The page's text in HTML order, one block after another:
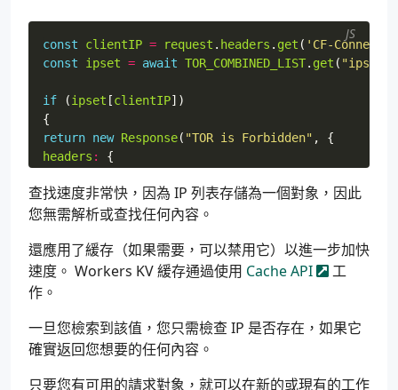
const clientIP = request . headers . get ( 'CF-
const
ipset = await TOR_COMBINED_LIST. get ( "ipset"
if (ipset [clientIP])
{
return new Response( "TOR is Forbidden" ,
{
headers :
{
},
status: 403
}
JS
查找速度非常快，因為 IP 列表存儲為一個對象，因此
您無需解析或查找任何內容。
還應用了緩存（如果需要，可以禁用它）以進一步加快
速度。 Workers KV 緩存通過使用 Cache API
工
作。
一旦您檢索到該值，您只需檢查 IP 是否存在，如果它
確實返回您想要的任何內容。
只要您有可用的請求對象，就可以在新的或現有的工作